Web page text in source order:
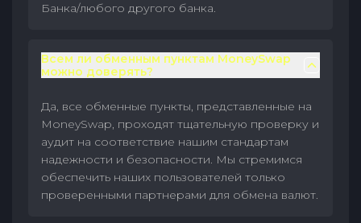
Банка/любого другого банка.
Всем ли обменным пунктам MoneySwap
можно доверять?
Да, все обменные пункты, представленные на
MoneySwap, проходят тщательную проверку и
аудит на соответствие нашим стандартам
надежности и безопасности. Мы стремимся
обеспечить наших пользователей только
проверенными партнерами для обмена валют.